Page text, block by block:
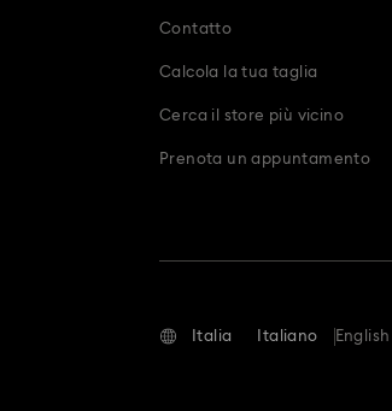
Contatto
Calcola la tua taglia
Cerca il store più vicino
Prenota un appuntamento
Italia Italiano English